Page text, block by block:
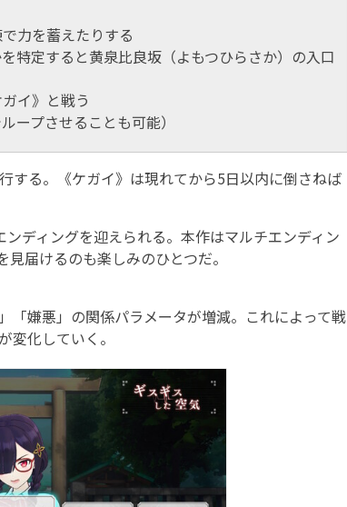
力を蓄えたりする
特定すると黄泉比良坂（よもつひらさか）の入口
イ》と戦う
ープさせることも可能）
する。《ケガイ》は現れてから5日以内に倒さねば
ディングを迎えられる。本作はマルチエンディン
届けるのも楽しみのひとつだ。
嫌悪」の関係パラメータが増減。これによって戦
変化していく。